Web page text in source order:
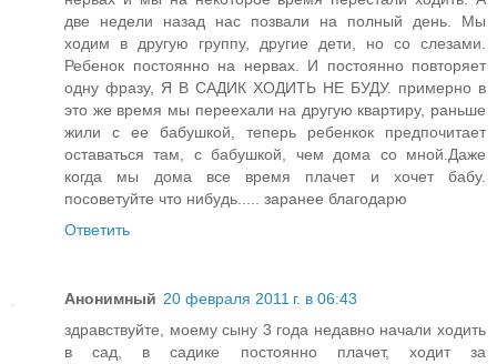
две недели назад нас позвали на полный день. Мы
ходим в другую группу, другие дети, но со слезами.
Ребенок постоянно на нервах. И постоянно повторяет
одну фразу, Я В САДИК ХОДИТЬ НЕ БУДУ. примерно в
это же время мы переехали на другую квартиру, раньше
жили с ее бабушкой, теперь ребенкок предпочитает
оставаться там, с бабушкой, чем дома со мной.Даже
когда мы дома все время плачет и хочет бабу.
посоветуйте что нибудь..... заранее благодарю
Ответить
Анонимный 20 февраля 2011 г. в 06:43
здравствуйте, моему сыну 3 года недавно начали ходить
в сад, в садике постоянно плачет, ходит за